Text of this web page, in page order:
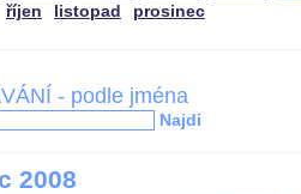
říjen listopad prosinec
- podle jména
Najdi
2008